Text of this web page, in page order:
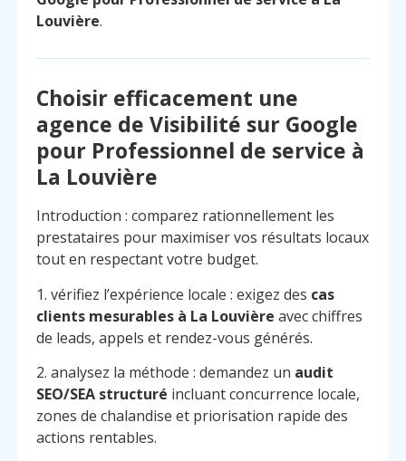
Louvière.
Choisir efficacement une
agence de Visibilité sur Google
pour Professionnel de service à
La Louvière
Introduction : comparez rationnellement les
prestataires pour maximiser vos résultats locaux
tout en respectant votre budget.
1. vérifiez l’expérience locale : exigez des cas
clients mesurables à La Louvière avec chiffres
de leads, appels et rendez-vous générés.
2. analysez la méthode : demandez un audit
SEO/SEA structuré incluant concurrence locale,
zones de chalandise et priorisation rapide des
actions rentables.